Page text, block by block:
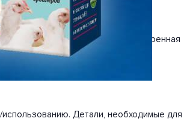
срок работы 25000 часов. Расширенная
Детали, необходимые для